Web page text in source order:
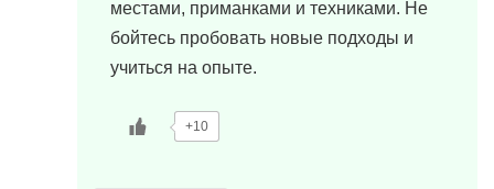
местами, приманками и техниками. Не
бойтесь пробовать новые подходы и
учиться на опыте.
+10